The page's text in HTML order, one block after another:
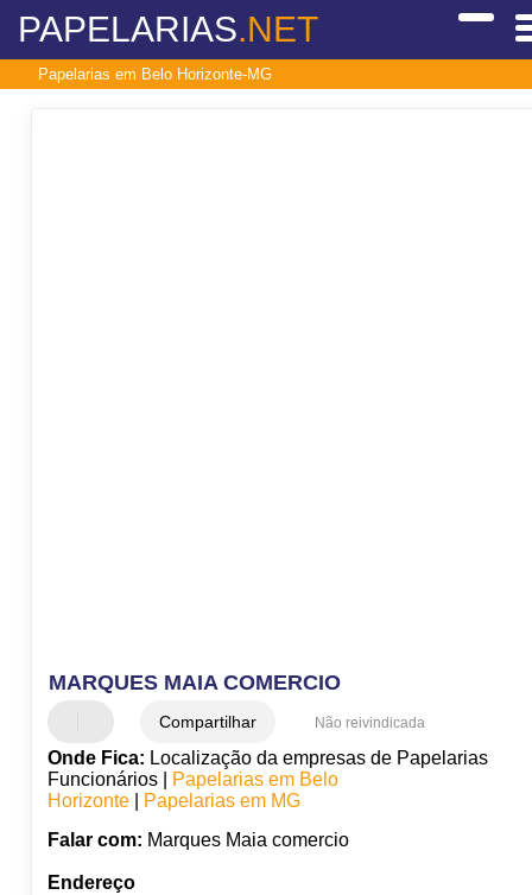
PAPELARIAS.NET
Papelarias em Belo Horizonte-MG
MARQUES MAIA COMERCIO
Compartilhar Não reivindicada
Onde Fica: Localização da empresas de Papelarias
Funcionários |
Papelarias em Belo
Horizonte|
Papelarias em MG
Falar com: Marques Maia comercio
Endereço